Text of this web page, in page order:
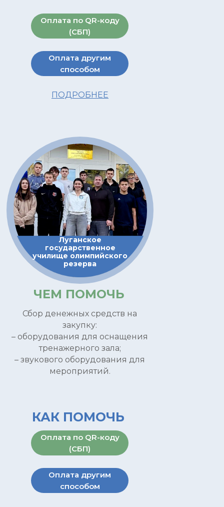
ПОДРОБНЕЕ
Оплата другим
способом
Оплата по QR-коду
(СБП)
Сбор денежных средств на
закупку:
– оборудования для оснащения
тренажерного зала;
– звукового оборудования для
мероприятий.
ЧЕМ ПОМОЧЬ
КАК ПОМОЧЬ
Оплата другим
способом
Оплата по QR-коду
(СБП)
Луганское
государственное
училище олимпийского
резерва